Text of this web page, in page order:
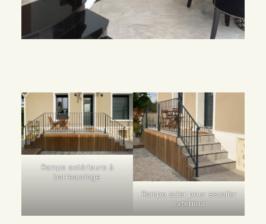
Rampe extérieure à
barreaudage
Rampe acier pour escalier
extérieur